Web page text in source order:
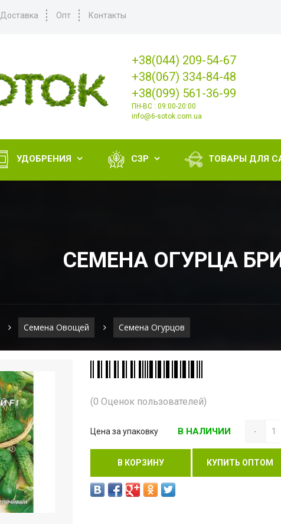
Доставка Опт Контакты
+38(044) 209-54-67
+38(067) 334-84-48
+38(099) 561-36-99
ПН-ВС : 09:00-20:00
info@6-sotok.com.ua
УДОБРЕНИЯ  СЗР  ТОВАРЫ ДЛЯ
СЕМЕНА ОГУРЦА
Семена Овощей Семена Огурцов
(0 Оценок пользователей)
Цена за упаковку В НАЛИЧИИ -
В КОРЗИНУ КУПИТЬ ОПТОМ